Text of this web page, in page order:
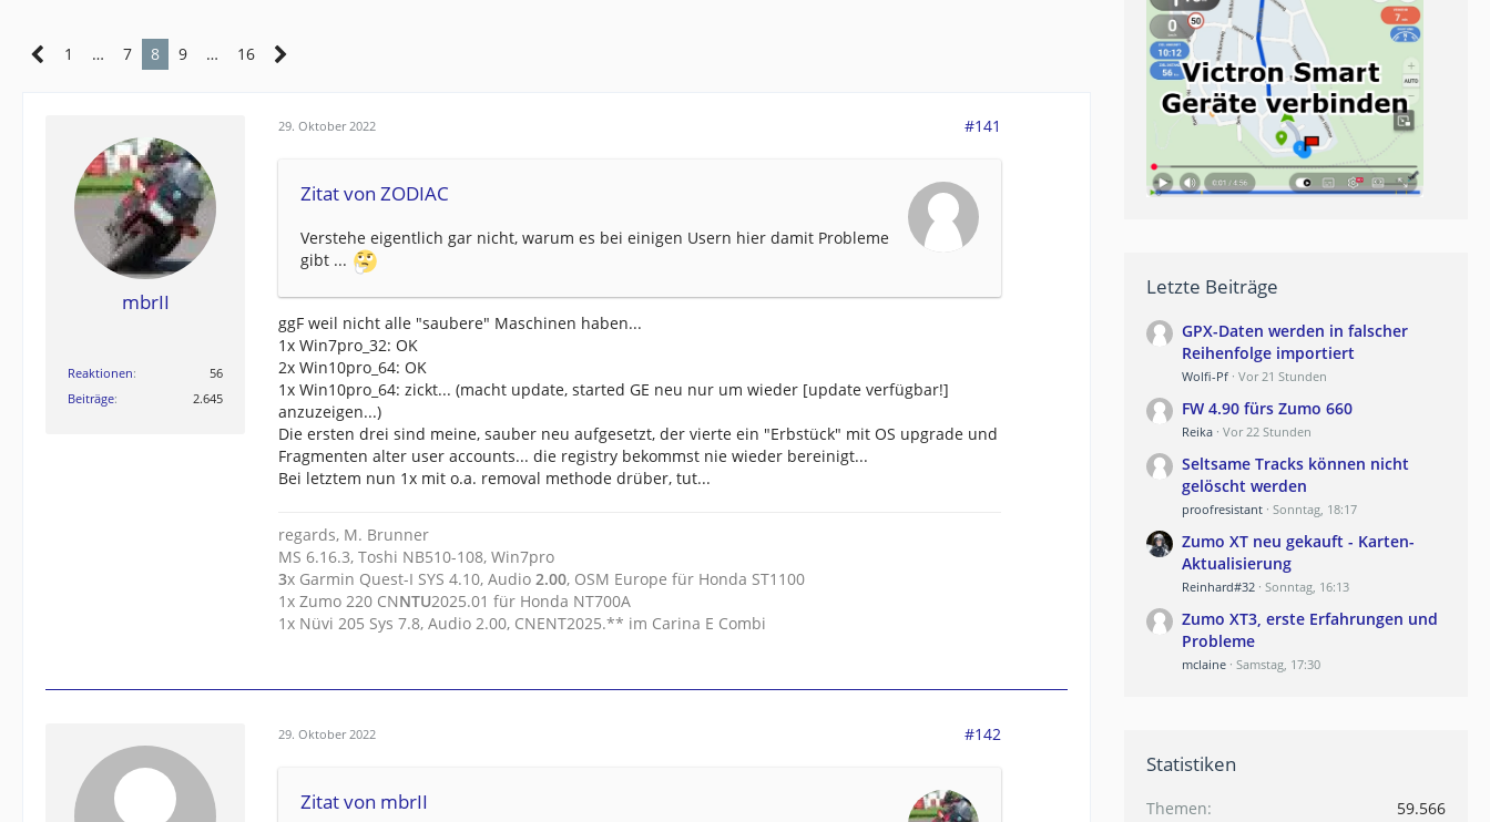
1 … 7 8 9 … 16
mbrII
Reaktionen
56
Beiträge
2.645
29. Oktober 2022 #141
Zitat von ZODIAC
Verstehe eigentlich gar nicht, warum es bei einigen Usern hier damit Probleme
gibt ...
ggF weil nicht alle "saubere" Maschinen haben...
1x Win7pro_32: OK
2x Win10pro_64: OK
1x Win10pro_64: zickt... (macht update, started GE neu nur um wieder [update verfügbar!]
anzuzeigen...)
Die ersten drei sind meine, sauber neu aufgesetzt, der vierte ein "Erbstück" mit OS upgrade und
Fragmenten alter user accounts... die registry bekommst nie wieder bereinigt...
Bei letztem nun 1x mit o.a. removal methode drüber, tut...
regards, M. Brunner
MS 6.16.3, Toshi NB510-108, Win7pro
3x Garmin Quest-I SYS 4.10, Audio 2.00, OSM Europe für Honda ST1100
1x Zumo 220 CNNTU2025.01 für Honda NT700A
1x Nüvi 205 Sys 7.8, Audio 2.00, CNENT2025.** im Carina E Combi
29. Oktober 2022 #142
Zitat von mbrII
Letzte Beiträge
GPX-Daten werden in falscher
Reihenfolge importiert
Wolfi-Pf Vor 21 Stunden
FW 4.90 fürs Zumo 660
Reika Vor 22 Stunden
Seltsame Tracks können nicht
gelöscht werden
proofresistant Sonntag, 18:17
Zumo XT neu gekauft - Karten-
Aktualisierung
Reinhard#32 Sonntag, 16:13
Zumo XT3, erste Erfahrungen und
Probleme
mclaine Samstag, 17:30
Statistiken
Themen
59.566